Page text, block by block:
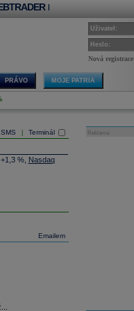
|
Uživatel:
Heslo:
Nová registrace
PRÁVO MOJE PATRIA
SMS Terminál
%, Nasdaq
objem
pomoci
s Íránem
Emailem
Reklama